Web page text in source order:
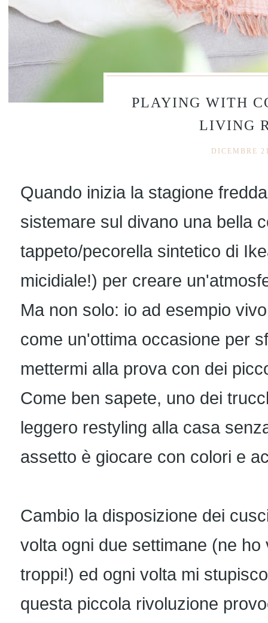
PLAYING WITH
LIVING
DICEMBRE
Quando inizia la stagione
sistemare sul divano una bella
tappeto/pecorella sintetico di
micidiale!) per creare
Ma non solo: io ad esempio
come un'ottima occasione per
mettermi alla prova con dei
Come ben sapete, uno dei
leggero restyling alla casa
assetto è giocare con colori e
Cambio la disposizione dei
volta ogni due settimane (ne
troppi!) ed ogni volta mi
questa piccola rivoluzione